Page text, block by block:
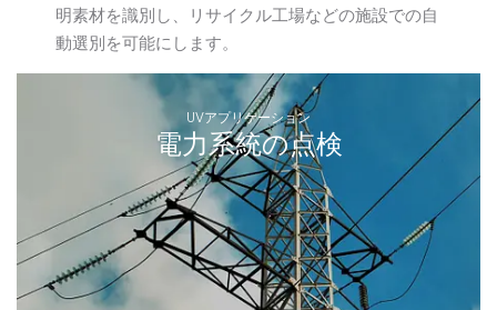
明素材を識別し、リサイクル工場などの施設での自
動選別を可能にします。
UVアプリケーション
電力系統の点検